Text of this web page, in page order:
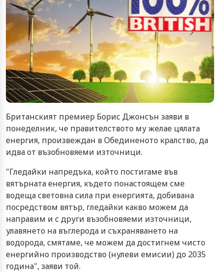
Британският премиер Борис Джонсън заяви в
понеделник, че правителството му желае цялата
енергия, произвеждан в Обединеното кралство, да
идва от възобновяеми източници.
"Гледайки напредъка, който постигаме във
вятърната енергия, където понастоящем сме
водеща световна сила при енергията, добивана
посредством вятър, гледайки какво можем да
направим и с други възобновяеми източници,
улавянето на въглерода и съхраняването на
водорода, смятаме, че можем да достигнем чисто
енергийно производство (нулеви емисии) до 2035
година", заяви той.